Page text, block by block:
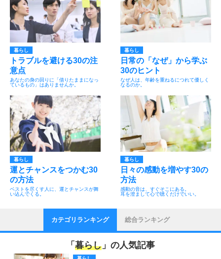
暮らし
トラブルを避ける30の注
意点
あなたの身の回りに「借りたままになっ
ているもの」はありませんか。
暮らし
日常の「なぜ」から学ぶ
30のヒント
なぜ人は、年齢を重ねるにつれて優しく
なるのか。
暮らし
運とチャンスをつかむ30
の方法
ベストを尽くす人に、運とチャンスが舞
い込んでくる。
暮らし
日々の感動を増やす30の
方法
感動の音は、すぐそこにある。
耳を澄まして心で聴くだけでいい。
カテゴリランキング 総合ランキング
「 暮らし 」の人気記事